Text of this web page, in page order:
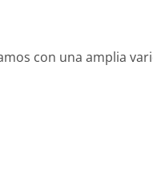
con una amplia